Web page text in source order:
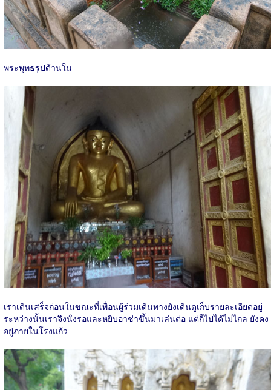
พระพุทธรูปด้านใน
เราเดินเสร็จก่อนในขณะที่เพื่อนผู้ร่วมเดินทางยังเดินดูเก็บรายละเอียดอยู่
ระหว่างนั้นเราจึงนั่งรอและหยิบอาช่าขึ้นมาเล่นต่อ แต่ก็ไปได้ไม่ไกล ยังคง
อยู่ภายในโรงแก้ว